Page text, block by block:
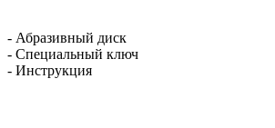
- Абразивный диск
- Специальный ключ
- Инструкция